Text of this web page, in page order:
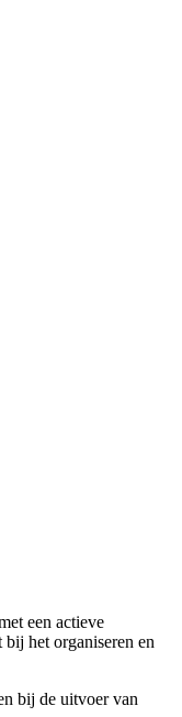
een actieve
het organiseren en
bij de uitvoer van